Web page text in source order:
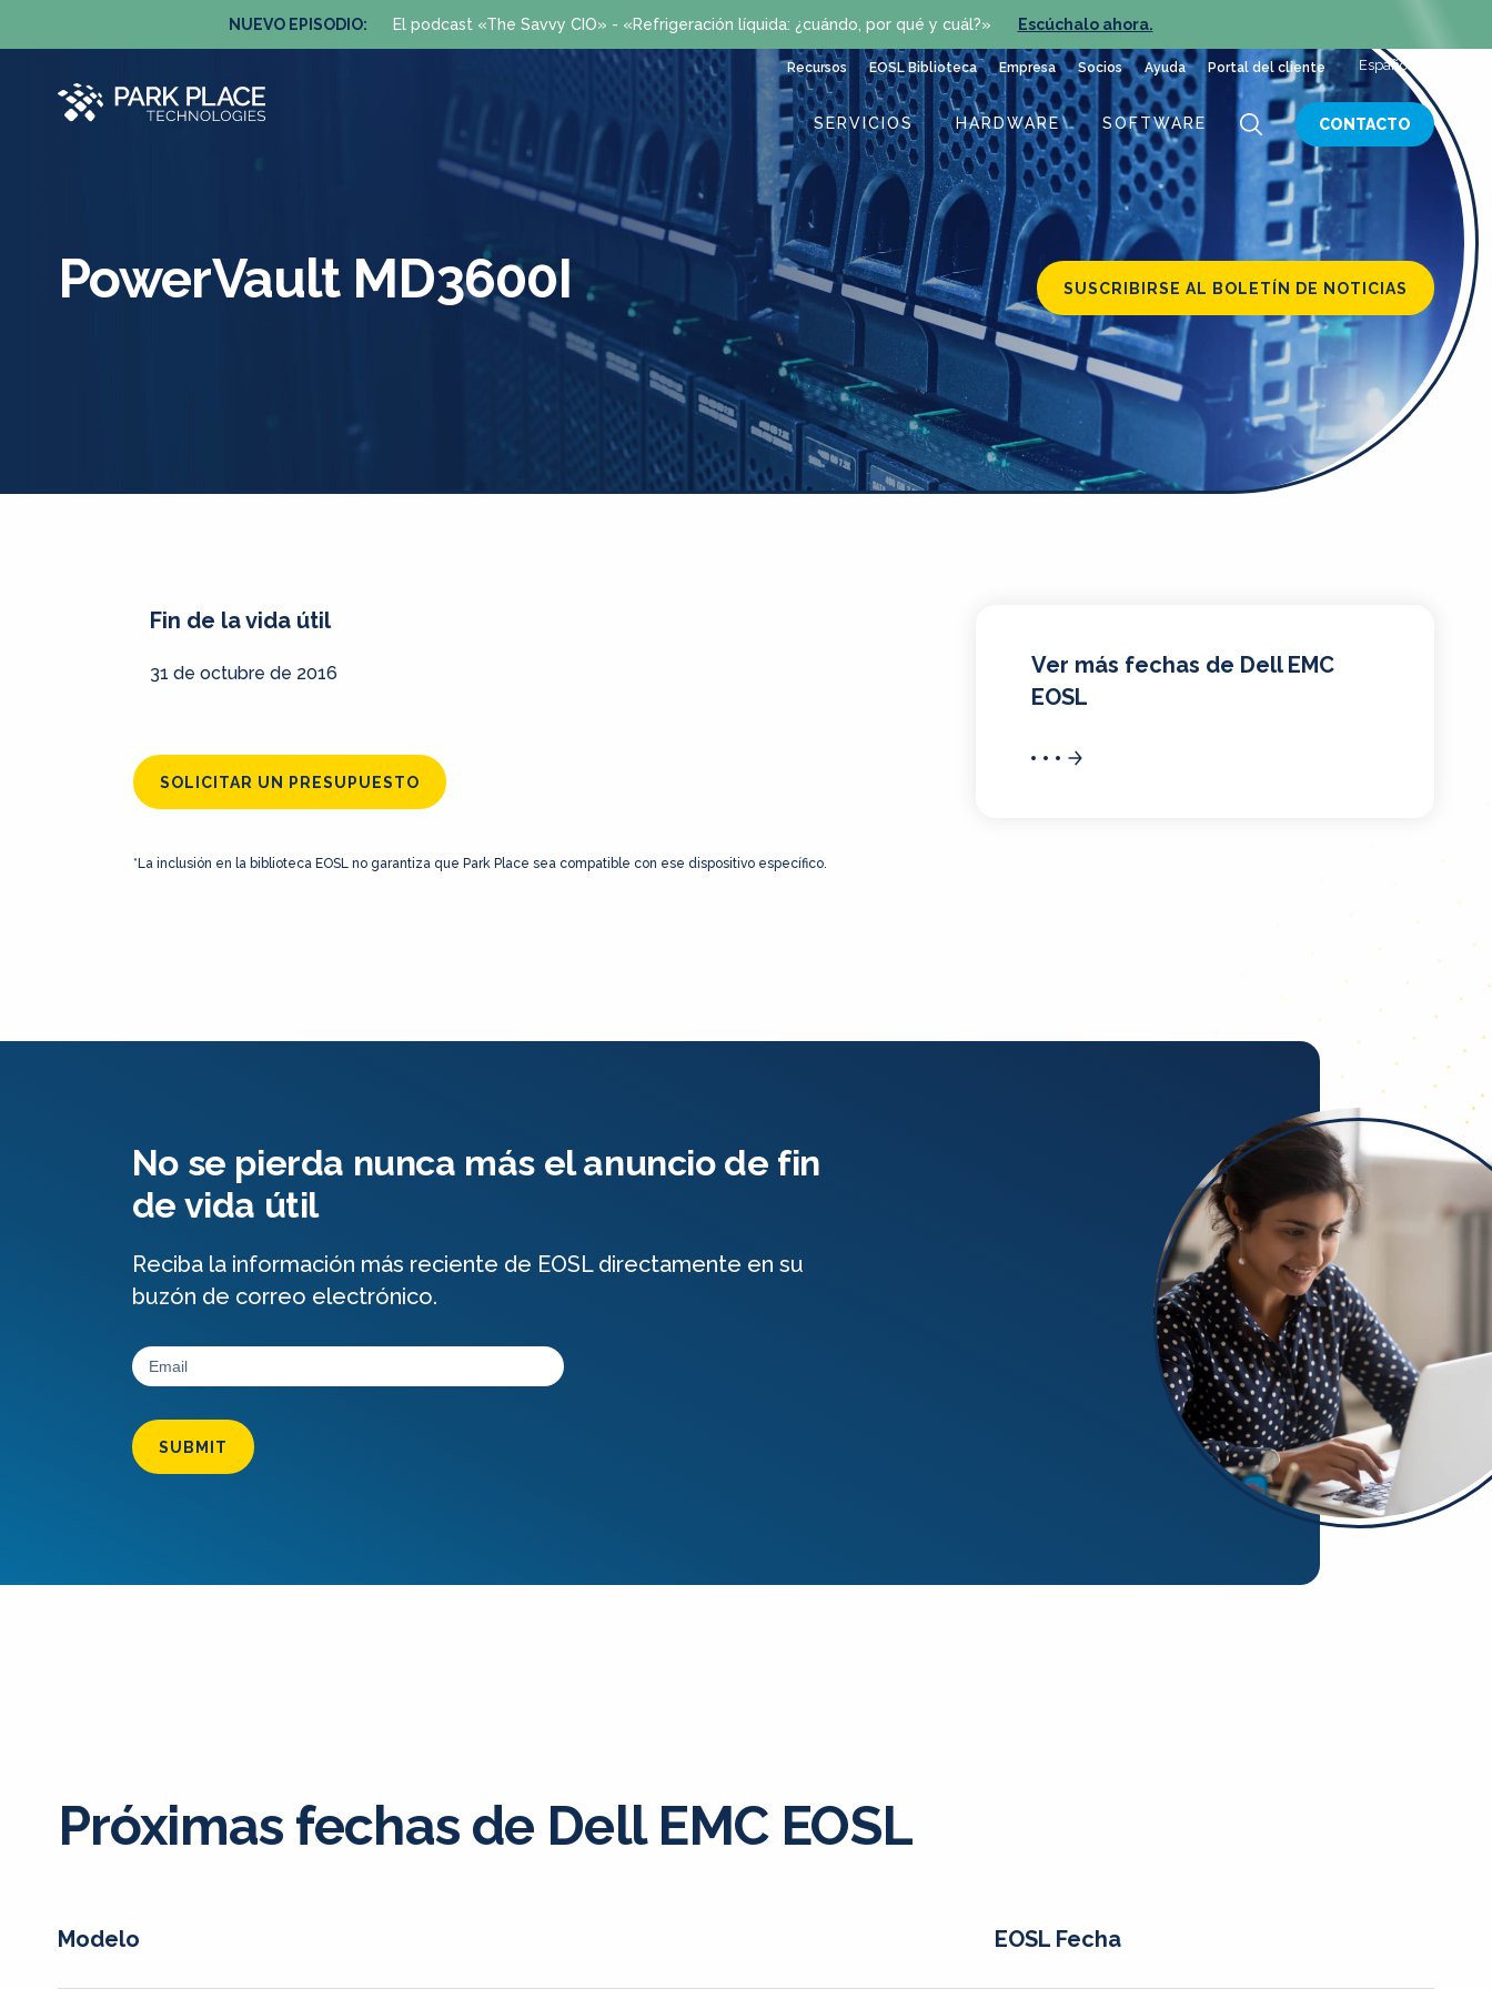
NUEVO EPISODIO: El podcast «The Savvy CIO» - «Refrigeración líquida: ¿cuándo, por qué y cuál?» Escúchalo ahora.
Recursos EOSL Biblioteca Empresa Socios Ayuda Portal del cliente Español
SERVICIOS HARDWARE SOFTWARE CONTACTO
SUSCRIBIRSE AL BOLETÍN DE NOTICIAS
PowerVault MD3600I
Fin de la vida útil
31 de octubre de 2016
SOLICITAR UN PRESUPUESTO
*La inclusión en la biblioteca EOSL no garantiza que Park Place sea compatible con ese dispositivo específico.
Ver más fechas de Dell EMC
EOSL
No se pierda nunca más el anuncio de fin
de vida útil
Reciba la información más reciente de EOSL directamente en su
buzón de correo electrónico.
SUBMIT
Próximas fechas de Dell EMC EOSL
Modelo EOSL Fecha